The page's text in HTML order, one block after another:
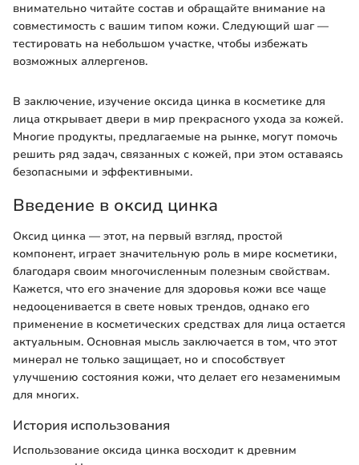
внимательно читайте состав и обращайте внимание на
совместимость с вашим типом кожи. Следующий шаг —
тестировать на небольшом участке, чтобы избежать
возможных аллергенов.
В заключение, изучение оксида цинка в косметике для
лица открывает двери в мир прекрасного ухода за кожей.
Многие продукты, предлагаемые на рынке, могут помочь
решить ряд задач, связанных с кожей, при этом оставаясь
безопасными и эффективными.
Введение в оксид цинка
Оксид цинка — этот, на первый взгляд, простой
компонент, играет значительную роль в мире косметики,
благодаря своим многочисленным полезным свойствам.
Кажется, что его значение для здоровья кожи все чаще
недооценивается в свете новых трендов, однако его
применение в косметических средствах для лица остается
актуальным. Основная мысль заключается в том, что этот
минерал не только защищает, но и способствует
улучшению состояния кожи, что делает его незаменимым
для многих.
История использования
Использование оксида цинка восходит к древним